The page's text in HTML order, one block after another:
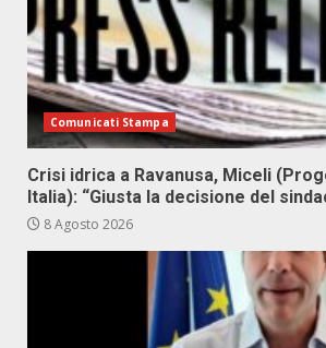
Comunicati Stampa
Crisi idrica a Ravanusa, Miceli
Italia): “Giusta la decisione del
8 Agosto 2026